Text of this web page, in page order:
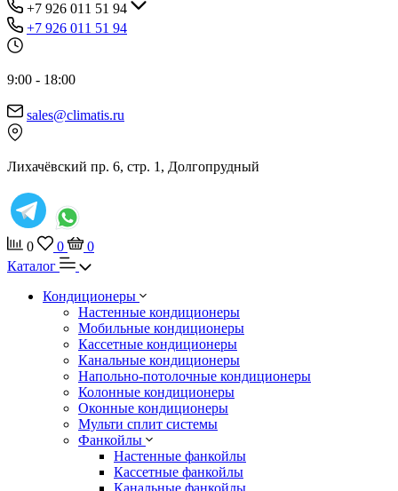
+7 926 011 51 94
+7 926 011 51 94
9:00 - 18:00
sales@climatis.ru
Лихачёвский пр. 6, стр. 1, Долгопрудный
0 0
0
Каталог
Кондиционеры
Настенные кондиционеры
Мобильные кондиционеры
Кассетные кондиционеры
Канальные кондиционеры
Напольно-потолочные кондиционеры
Колонные кондиционеры
Оконные кондиционеры
Мульти сплит системы
Фанкойлы
Настенные фанкойлы
Кассетные фанкойлы
Канальные фанкойлы